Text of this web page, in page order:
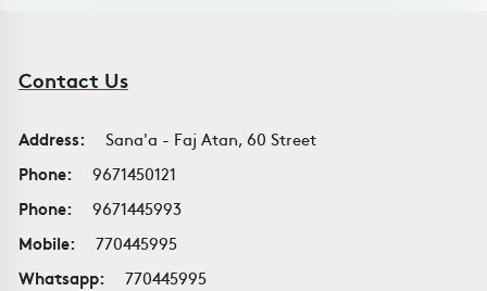
Contact Us
Address:
Sana'a - Faj Atan, 60 Street
Phone:
9671450121
Phone:
9671445993
Mobile:
770445995
Whatsapp:
770445995